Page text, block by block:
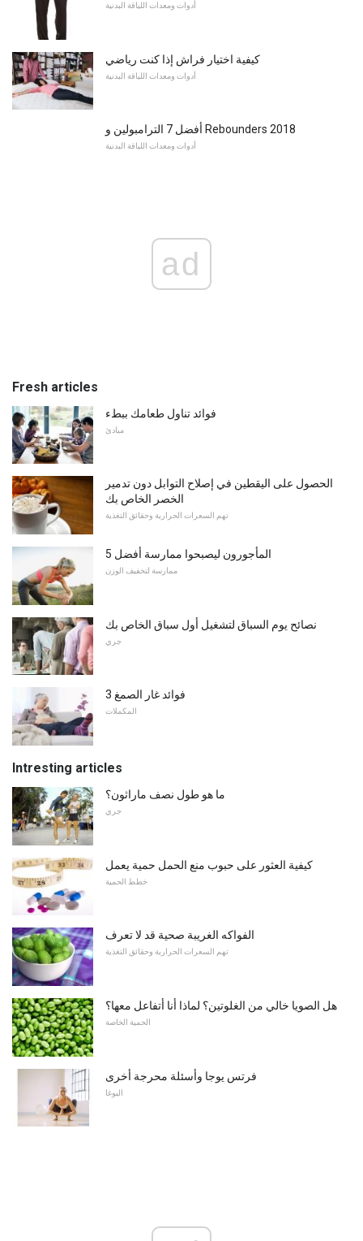
أدوات ومعدات اللياقة البدنية
كيفية اختيار فراش إذا كنت رياضي
أدوات ومعدات اللياقة البدنية
أفضل 7 الترامبولين و Rebounders 2018
أدوات ومعدات اللياقة البدنية
ad
Fresh articles
فوائد تناول طعامك ببطء
مبادئ
الحصول على اليقطين في إصلاح التوابل دون تدمير
الخصر الخاص بك
تهم السعرات الحرارية وحقائق التغذية
5 المأجورون ليصبحوا ممارسة أفضل
ممارسة لتخفيف الوزن
نصائح يوم السباق لتشغيل أول سباق الخاص بك
جري
3 فوائد غار الصمغ
المكملات
Intresting articles
ما هو طول نصف ماراثون؟
جري
كيفية العثور على حبوب منع الحمل حمية يعمل
خطط الحمية
الفواكه الغريبة صحية قد لا تعرف
تهم السعرات الحرارية وحقائق التغذية
هل الصويا خالي من الغلوتين؟ لماذا أنا أتفاعل معها؟
الحمية الخاصة
فرتس يوجا وأسئلة محرجة أخرى
اليوغا